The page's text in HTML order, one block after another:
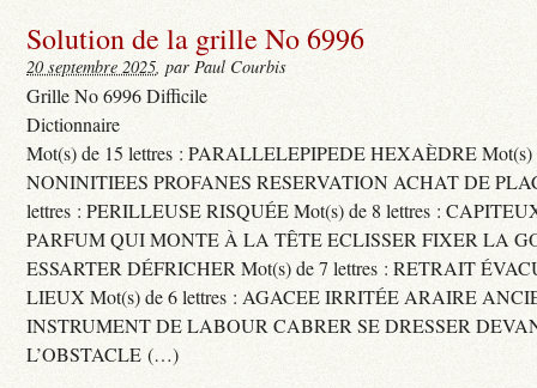
Solution de la grille No 6996
20 septembre 2025, par Paul Courbis
Grille No 6996 Difficile
Dictionnaire
Mot(s) de 15 lettres : PARALLELEPIPEDE HEXAÈDRE Mot(s)
NONINITIEES PROFANES RESERVATION ACHAT DE
lettres : PERILLEUSE RISQUÉE Mot(s) de 8 lettres :
PARFUM QUI MONTE À LA TÊTE ECLISSER FIXER LA
ESSARTER DÉFRICHER Mot(s) de 7 lettres : RETRAIT
LIEUX Mot(s) de 6 lettres : AGACEE IRRITÉE ARAIRE
INSTRUMENT DE LABOUR CABRER SE DRESSER
L’OBSTACLE (…)